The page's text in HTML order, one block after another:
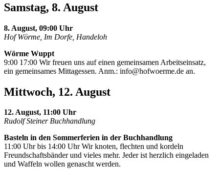
Samstag, 8. August
8. August, 09:00 Uhr
Hof Wörme, Im Dorfe, Handeloh
Wörme Wuppt
9:00 17:00 Wir freuen uns auf einen gemeinsamen Arbeitseinsatz,
ein gemeinsames Mittagessen. Anm.: info@hofwoerme.de an.
Mittwoch, 12. August
12. August, 11:00 Uhr
Rudolf Steiner Buchhandlung
Basteln in den Sommerferien in der Buchhandlung
11:00 Uhr bis 14:00 Uhr Wir knoten, flechten und kordeln
Freundschaftsbänder und vieles mehr. Jeder ist herzlich eingeladen
und Waffeln wollen genascht werden.